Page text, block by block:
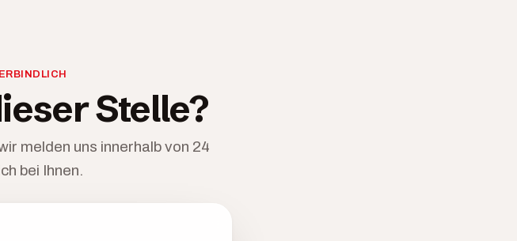
Stelle?
melden uns innerhalb von 24
bei Ihnen.